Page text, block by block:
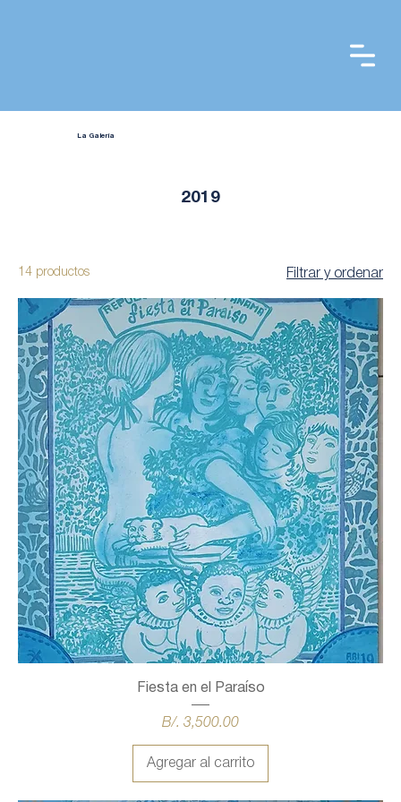
La Galería
2019
14 productos Filtrar y ordenar
Fiesta en el Paraíso
Precio
B/. 3,500.00
Agregar al carrito